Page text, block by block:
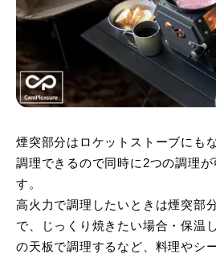
煙突部分はロケットストーブにも
調理できるので同時に2つの調理
す。
高火力で調理したいときは煙突部
で、じっくり焼きたい場合・保温
の天板で調理するなど、料理やシ